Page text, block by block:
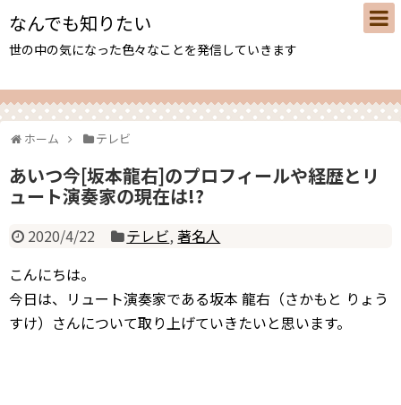
なんでも知りたい
世の中の気になった色々なことを発信していきます
ホーム テレビ
あいつ今[坂本龍右]のプロフィールや経歴とリ
ュート演奏家の現在は!?
2020/4/22 テレビ, 著名人
こんにちは。
今日は、リュート演奏家である坂本 龍右（さかもと りょう
すけ）さんについて取り上げていきたいと思います。